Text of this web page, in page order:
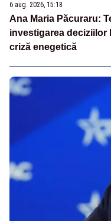
6 aug. 2026, 15:18
Ana Maria Păcuraru:
investigarea deciziilor
criză enegetică